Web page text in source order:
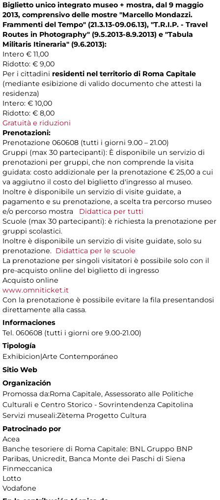
Biglietto unico integrato museo + mostra, dal 9 maggio
2013, comprensivo delle mostre "Marcello Mondazzi.
Frammenti del Tempo" (21.3.13-09.06.13), "T.R.I.P. - Travel
Routes in Photography" (9.5.2013-8.9.2013) e "Tabula
Militaris Itineraria" (9.6.2013):
Intero € 11,00
Ridotto: € 9,00
Per i cittadini residenti nel territorio di Roma Capitale
(mediante esibizione di valido documento che attesti la
residenza)
Intero: € 10,00
Ridotto: € 8,00
Gratuità e riduzioni
Prenotazioni:
Prenotazione 060608 (tutti i giorni 9.00 – 21.00)
Gruppi (max 30 partecipanti): È disponibile un servizio di
prenotazioni per gruppi, che non comprende la visita
guidata: costo addizionale per la prenotazione € 25,00 a cui
va aggiutno il costo del biglietto d'ingresso al museo.
Inoltre è disponibile un servizio di visite guidate, a
pagamento e su prenotazione, a scelta tra percorso museo
e/o percorso mostra Didattica per tutti
Scuole (max 30 partecipanti): è richiesta la prenotazione per
gruppi scolastici.
Inoltre è disponibile un servizio di visite guidate, solo su
prenotazione. Didattica per le scuole
La prenotazione per singoli visitatori è possibile solo con il
pre-acquisto online del biglietto di ingresso
Acquisto online
www.omniticket.it
Con la prenotazione è possibile evitare la fila presentandosi
direttamente alla cassa.
Informaciones
Tel. 060608 (tutti i giorni ore 9.00-21.00)
Tipología
Exhibicion|Arte Contemporáneo
Sitio Web
Organización
Promossa da:Roma Capitale, Assessorato alle Politiche
Culturali e Centro Storico - Sovrintendenza Capitolina
Servizi museali:Zètema Progetto Cultura
Patrocinado por
Acea
Banche tesoriere di Roma Capitale: BNL Gruppo BNP
Paribas, Unicredit, Banca Monte dei Paschi di Siena
Finmeccanica
Lotto
Vodafone